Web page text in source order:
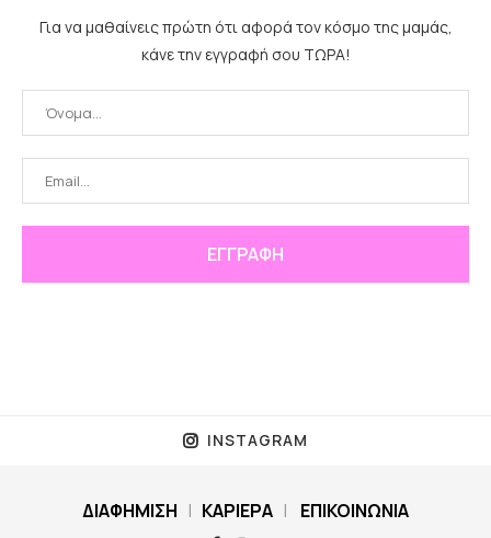
Για να μαθαίνεις πρώτη ότι αφορά τον κόσμο της μαμάς,
κάνε την εγγραφή σου ΤΩΡΑ!
INSTAGRAM
ΔΙΑΦΗΜΙΣΗ | ΚΑΡΙΕΡΑ | ΕΠΙΚΟΙΝΩΝΙΑ